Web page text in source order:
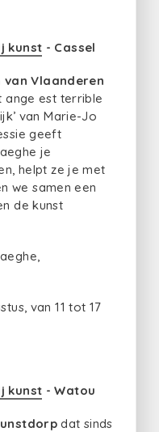
kunst - Cassel
van Vlaanderen
ange est terrible
van Marie-Jo
geeft
je
helpt ze je met
we samen een
de kunst
van 11 tot 17
kunst - Watou
dat sinds